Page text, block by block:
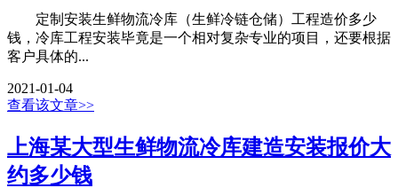
定制安装生鲜物流冷库（生鲜冷链仓储）工程造价多少
钱，冷库工程安装毕竟是一个相对复杂专业的项目，还要根据
客户具体的...
2021-01-04
查看该文章>>
上海某大型生鲜物流冷库建造安装报价大
约多少钱